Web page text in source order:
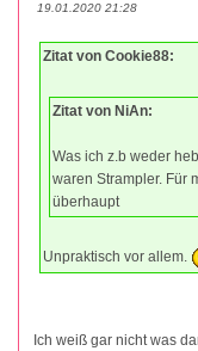
19.01.2020 21:28
Zitat von Cookie88:
Zitat von NiAn:
Was ich z.b weder
waren Strampler. Für
überhaupt
Unpraktisch vor allem.
Ich weiß gar nicht was